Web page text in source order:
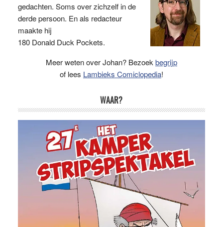
gedachten. Soms over zichzelf in de
derde persoon. En als redacteur
maakte hij
180 Donald Duck Pockets.
Meer weten over Johan? Bezoek begrijp
of lees Lambieks Comiclopedia!
WAAR?